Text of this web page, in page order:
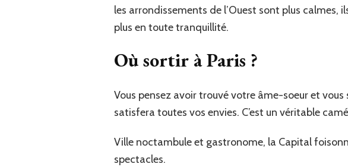
les arrondissements de l’Ouest sont plus calmes,
plus en toute tranquillité.
Où sortir à Paris ?
Vous pensez avoir trouvé votre âme-soeur et
satisfera toutes vos envies. C’est un véritable
Ville noctambule et gastronome, la Capital
spectacles.